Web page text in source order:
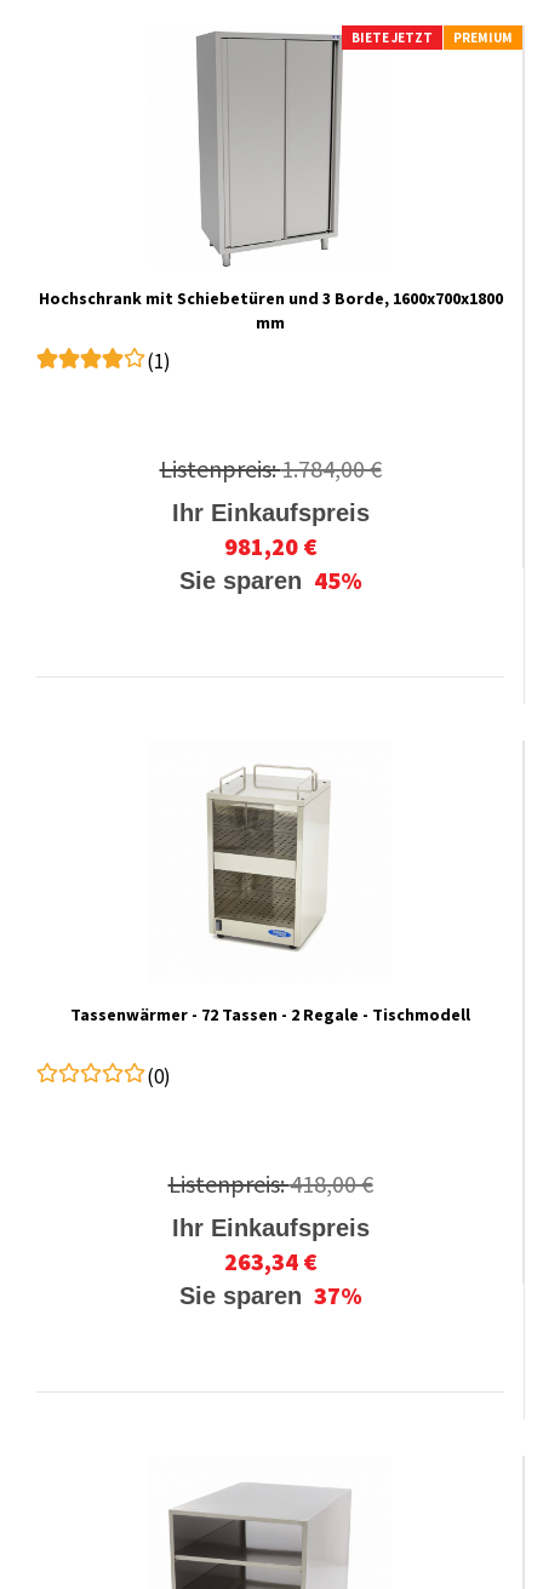
BIETE JETZT PREMIUM
Hochschrank mit Schiebetüren und 3 Borde, 1600x700x1800
mm
(1)
Listenpreis:1.784,00 €
Ihr Einkaufspreis
981,20 €
Sie sparen 45%
Tassenwärmer - 72 Tassen - 2 Regale - Tischmodell
(0)
Listenpreis:418,00 €
Ihr Einkaufspreis
263,34 €
Sie sparen 37%